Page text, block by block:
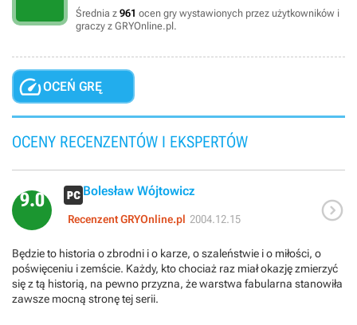
Średnia z 961 ocen gry wystawionych przez użytkowników i
graczy z GRYOnline.pl.
OCEŃ GRĘ
OCENY RECENZENTÓW I EKSPERTÓW
9.0 Bolesław Wójtowicz
Recenzent GRYOnline.pl 2004.12.15 
Będzie to historia o zbrodni i o karze, o szaleństwie i o miłości, o
poświęceniu i zemście. Każdy, kto chociaż raz miał okazję zmierzyć
się z tą historią, na pewno przyzna, że warstwa fabularna stanowiła
zawsze mocną stronę tej serii.